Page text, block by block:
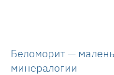
Беломорит —
минералогии